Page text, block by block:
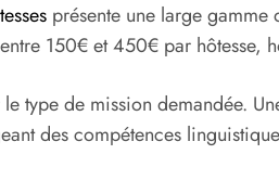
présente une large
150€ et 450€ par hôtesse,
type de mission demandée.
des compétences